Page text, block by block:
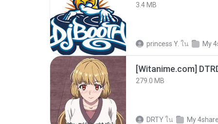
3.4 MB
princess Y. ใน My
[Witanime.com]
279.0 MB
DRTYใน My